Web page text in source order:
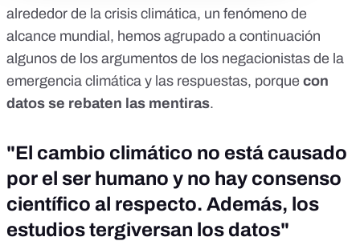
alrededor de la crisis climática, un fenómeno de
alcance mundial, hemos agrupado a continuación
algunos de los argumentos de los negacionistas de la
emergencia climática y las respuestas, porque con
datos se rebaten las mentiras.
"El cambio climático no está causado
por el ser humano y no hay consenso
científico al respecto. Además, los
estudios tergiversan los datos"